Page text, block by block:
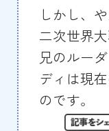
しかし、
二次世界大
兄のルー
ディは現
のです。